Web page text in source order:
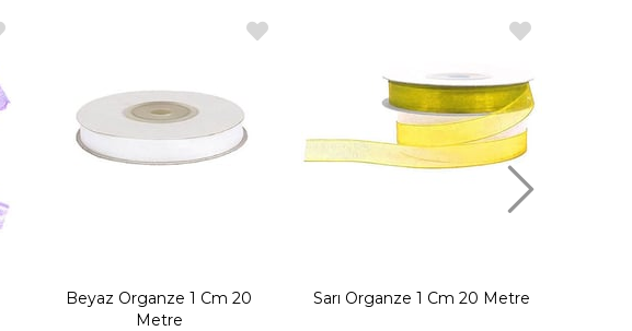
Beyaz Organze 1 Cm 20
Metre
Sarı Organze 1 Cm 20 Metre